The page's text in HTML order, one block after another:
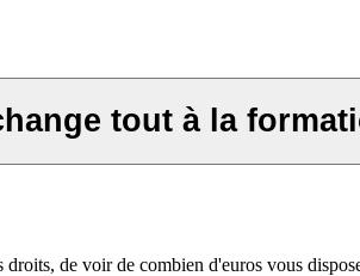
tout à la
de voir de combien d'euros vous